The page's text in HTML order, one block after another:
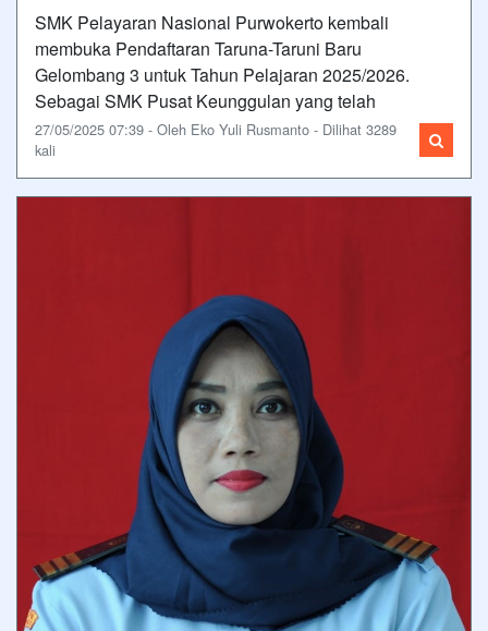
SMK Pelayaran Nasional Purwokerto kembali
membuka Pendaftaran Taruna-Taruni Baru
Gelombang 3 untuk Tahun Pelajaran 2025/2026.
Sebagai SMK Pusat Keunggulan yang telah
27/05/2025 07:39 - Oleh Eko Yuli Rusmanto - Dilihat 3289
kali